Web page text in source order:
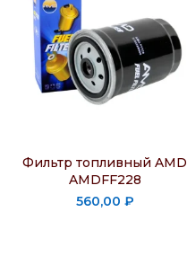
Фильтр топливный AMD
AMDFF228
560,00 ₽